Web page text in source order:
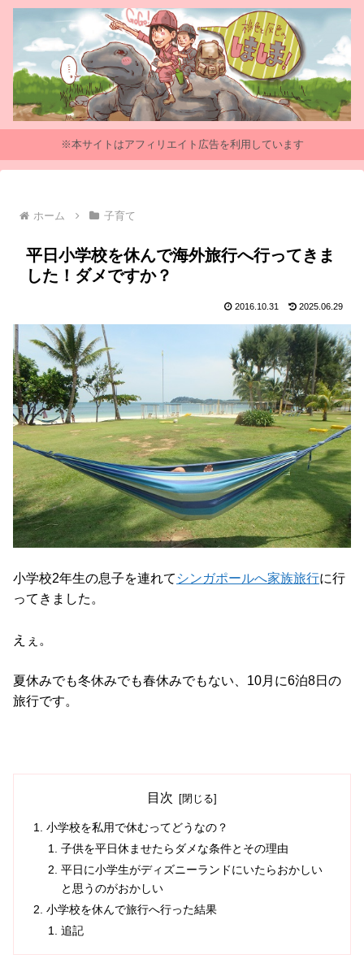
※本サイトはアフィリエイト広告を利用しています
ホーム 子育て
平日小学校を休んで海外旅行へ行ってきま
した！ダメですか？
2016.10.31 2025.06.29
小学校2年生の息子を連れて シンガポールへ家族旅行に行
ってきました。
えぇ。
夏休みでも冬休みでも春休みでもない、10月に6泊8日の
旅行です。
目次
小学校を私用で休むってどうなの？
子供を平日休ませたらダメな条件とその理由
平日に小学生がディズニーランドにいたらおかしい
と思うのがおかしい
小学校を休んで旅行へ行った結果
追記